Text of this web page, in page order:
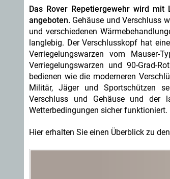
Das Rover Repetiergewehr wird
angeboten. Gehäuse und Verschluss
und verschiedenen
langlebig. Der Verschlusskopf hat
Verriegelungswarzen vom Mauser-
Verriegelungswarzen und 90-Grad-
bedienen wie die moderneren
Militär, Jäger und Sportschützen
Verschluss und Gehäuse und der
Wetterbedingungen sicher funktioniert.
Hier erhalten Sie einen Überblick zu den